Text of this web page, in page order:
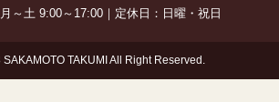
月～土 9:00～17:00｜定休日：日曜・祝日
SAKAMOTO TAKUMI All Right Reserved.